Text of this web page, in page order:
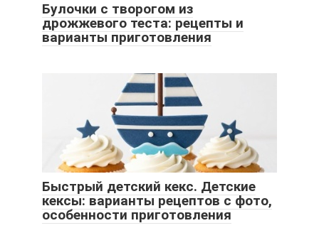
Булочки с творогом из
дрожжевого теста: рецепты и
варианты приготовления
Быстрый детский кекс. Детские
кексы: варианты рецептов с фото,
особенности приготовления